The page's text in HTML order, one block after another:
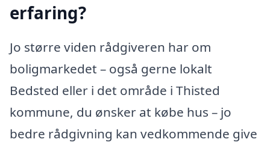
erfaring?
Jo større viden rådgiveren har om
boligmarkedet – også gerne lokalt
Bedsted eller i det område i Thisted
kommune, du ønsker at købe hus – jo
bedre rådgivning kan vedkommende give